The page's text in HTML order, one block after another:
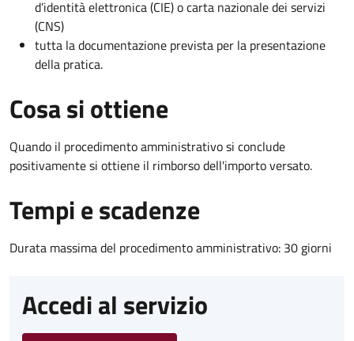
d’identità elettronica (CIE) o carta nazionale dei servizi
(CNS)
tutta la documentazione prevista per la presentazione
della pratica.
Cosa si ottiene
Quando il procedimento amministrativo si conclude
positivamente si ottiene il rimborso dell'importo versato.
Tempi e scadenze
Durata massima del procedimento amministrativo: 30 giorni
Accedi al servizio